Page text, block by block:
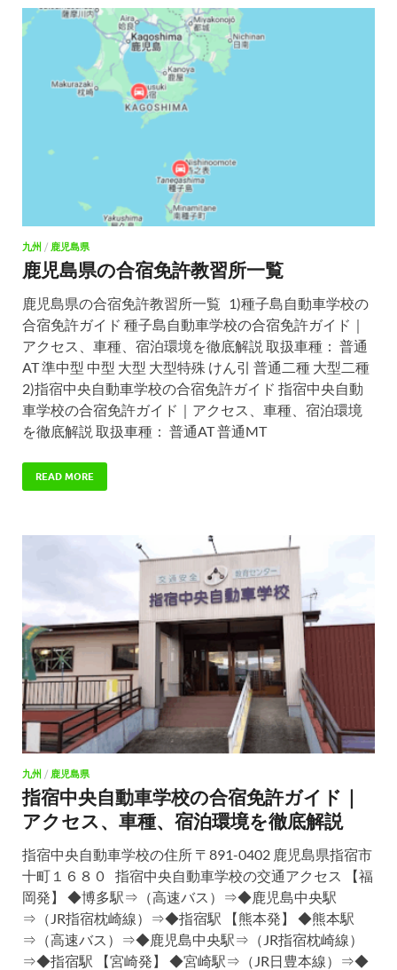
九州 / 鹿児島県
鹿児島県の合宿免許教習所一覧
鹿児島県の合宿免許教習所一覧 1)種子島自動車学校の
合宿免許ガイド 種子島自動車学校の合宿免許ガイド｜
アクセス、車種、宿泊環境を徹底解説 取扱車種： 普通
AT 準中型 中型 大型 大型特殊 けん引 普通二種 大型二種
2)指宿中央自動車学校の合宿免許ガイド 指宿中央自動
車学校の合宿免許ガイド｜アクセス、車種、宿泊環境
を徹底解説 取扱車種： 普通AT 普通MT
READ MORE
九州 / 鹿児島県
指宿中央自動車学校の合宿免許ガイド｜
アクセス、車種、宿泊環境を徹底解説
指宿中央自動車学校の住所 〒891-0402 鹿児島県指宿市
十町１６８０ 指宿中央自動車学校の交通アクセス 【福
岡発】 ◆博多駅⇒（高速バス）⇒◆鹿児島中央駅
⇒（JR指宿枕崎線）⇒◆指宿駅 【熊本発】 ◆熊本駅
⇒（高速バス）⇒◆鹿児島中央駅⇒（JR指宿枕崎線）
⇒◆指宿駅 【宮崎発】 ◆宮崎駅⇒（JR日豊本線）⇒◆